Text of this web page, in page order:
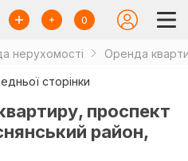
0
нерухомості Оренда
сторінки
проспект
район,